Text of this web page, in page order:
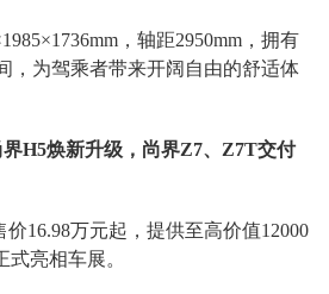
，轴距2950mm，拥有
，为驾乘者带来开阔自由的舒适体
H5焕新升级，尚界Z7、Z7T交付
16.98万元起，提供至高价值12000
式亮相车展。